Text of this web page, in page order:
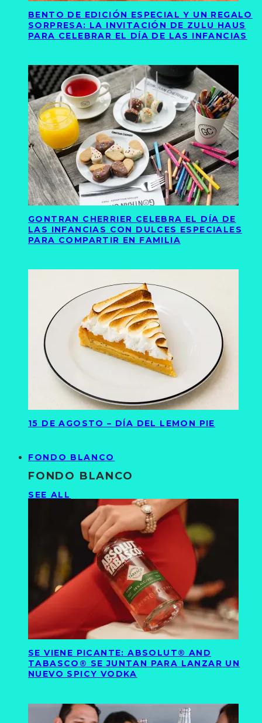
BENTO DE EDICIÓN ESPECIAL Y UN REGALO
SORPRESA: LA INVITACIÓN DE ZULU HAUS
PARA CELEBRAR EL DÍA DE LAS INFANCIAS
GONTRAN CHERRIER CELEBRA EL DÍA DE
LAS INFANCIAS CON DULCES ESPECIALES
PARA COMPARTIR EN FAMILIA
15 DE AGOSTO – DÍA DEL LEMON PIE
FONDO BLANCO
FONDO BLANCO
SEE ALL
SE VIENE PICANTE: ABSOLUT® AND
TABASCO® SE JUNTAN PARA LANZAR UN
NUEVO SPICY VODKA